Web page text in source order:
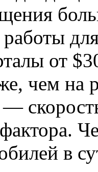
от
чем на
в